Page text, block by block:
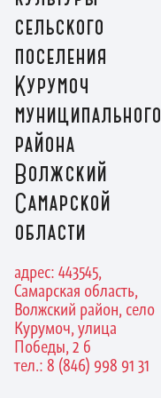
сельского
поселения
Курумоч
муниципального
района
Волжский
Самарской
области
адрес: 443545,
Самарская область,
Волжский район, село
Курумоч, улица
Победы, 2 б
тел.: 8 (846) 998 91 31